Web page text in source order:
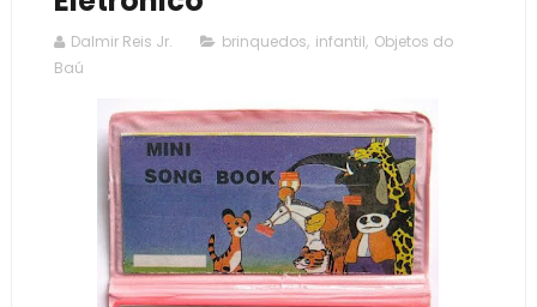
Dalmir Reis Jr. brinquedos, infantil, Objetos do
Baú